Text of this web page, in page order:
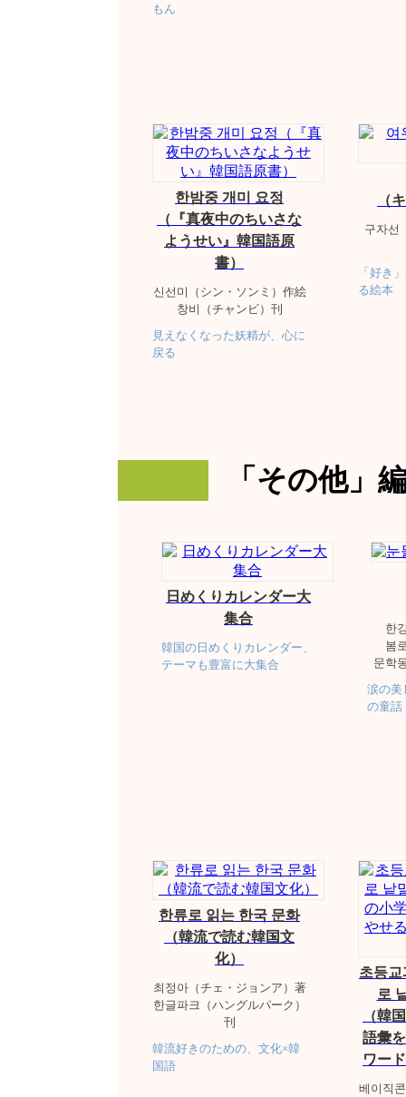
もん
한밤중 개미 요정
（『真夜中のちいさな
ようせい』韓国語原
書）
신선미（シン・ソンミ）作絵
창비（チャンビ）刊
見えなくなった妖精が、心に
戻る
（
구자선
「好き
る絵本
「その他」
日めくりカレンダー大
集合
韓国の日めくりカレンダー、
テーマも豊富に大集合
한
봄
문학
涙の美
の童話
한류로 읽는 한국 문화
（韓流で読む韓国文
化）
최정아（チェ・ジョンア）著
한글파크（ハングルパーク）
刊
韓流好きのための、文化×韓
国語
초등
로
（韓
語彙
ワー
베이직